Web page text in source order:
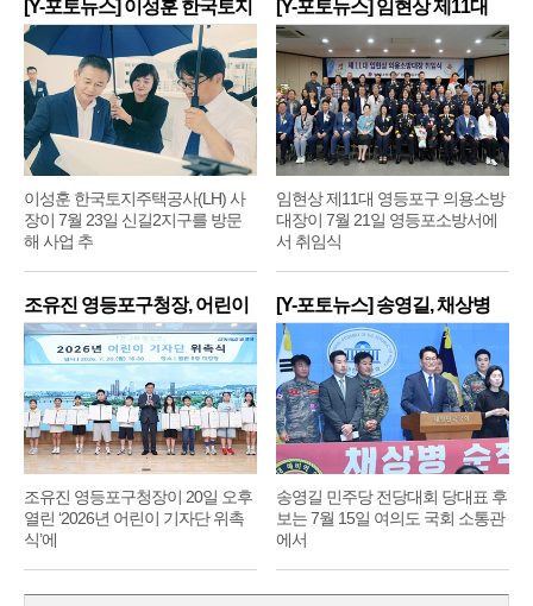
[Y-포토뉴스] 이성훈 한국토지
주
이성훈 한국토지주택공사(LH) 사
장이 7월 23일 신길2지구를 방문
해 사업 추
[Y-포토뉴스] 임현상 제11대
영
임현상 제11대 영등포구 의용소방
대장이 7월 21일 영등포소방서에
서 취임식
조유진 영등포구청장, 어린이
기
조유진 영등포구청장이 20일 오후
열린 ‘2026년 어린이 기자단 위촉
식’에
[Y-포토뉴스] 송영길, 채상병
순
송영길 민주당 전당대회 당대표 후
보는 7월 15일 여의도 국회 소통관
에서